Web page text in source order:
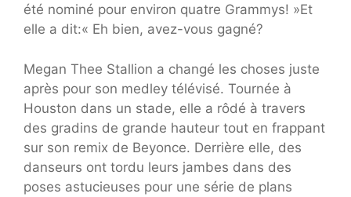
été nominé pour environ quatre Grammys! »Et
elle a dit:« Eh bien, avez-vous gagné?
Megan Thee Stallion a changé les choses juste
après pour son medley télévisé. Tournée à
Houston dans un stade, elle a rôdé à travers
des gradins de grande hauteur tout en frappant
sur son remix de Beyonce. Derrière elle, des
danseurs ont tordu leurs jambes dans des
poses astucieuses pour une série de plans